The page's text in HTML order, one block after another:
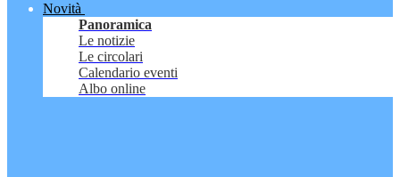
Novità
Panoramica
Le notizie
Le circolari
Calendario eventi
Albo online